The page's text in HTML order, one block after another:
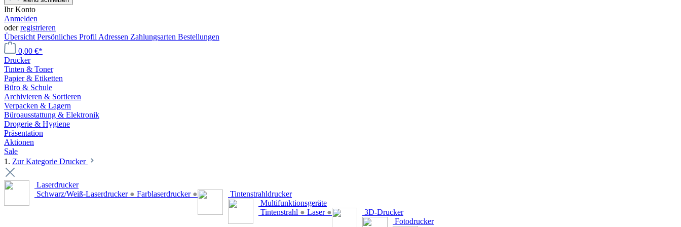
Ihr Konto
Anmelden
oderregistrieren
Übersicht Persönliches Profil Adressen Zahlungsarten Bestellungen
0,00 €*
Drucker
Tinten & Toner
Papier & Etiketten
Büro & Schule
Archivieren & Sortieren
Verpacken & Lagern
Büroausstattung & Elektronik
Drogerie & Hygiene
Präsentation
Aktionen
Sale
1. Zur Kategorie Drucker
Laserdrucker
Schwarz/Weiß-Laserdrucker ● Farblaserdrucker ●
Tintenstrahldrucker
Multifunktionsgeräte
Tintenstrahl ● Laser ●
3D-Drucker
Fotodrucker